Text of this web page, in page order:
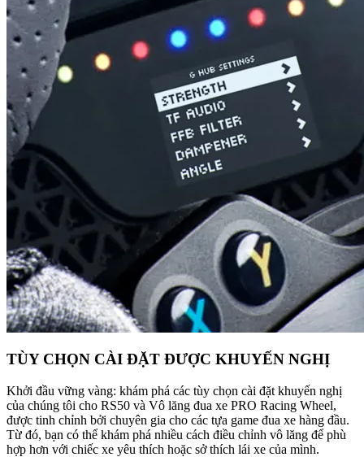
TÙY CHỌN CÀI ĐẶT ĐƯỢC KHUYẾN NGHỊ
Khởi đầu vững vàng: khám phá các tùy chọn cài đặt khuyến nghị
của chúng tôi cho RS50 và Vô lăng đua xe PRO Racing Wheel,
được tinh chỉnh bởi chuyên gia cho các tựa game đua xe hàng đầu.
Từ đó, bạn có thể khám phá nhiều cách điều chỉnh vô lăng để phù
hợp hơn với chiếc xe yêu thích hoặc sở thích lái xe của mình.